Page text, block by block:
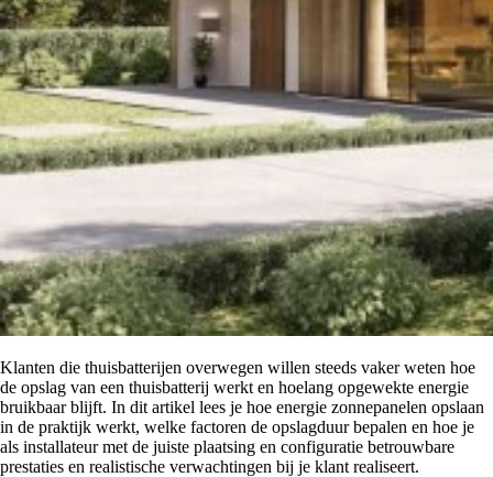
Klanten die thuisbatterijen overwegen willen steeds vaker weten hoe
de opslag van een thuisbatterij werkt en hoelang opgewekte energie
bruikbaar blijft. In dit artikel lees je hoe energie zonnepanelen opslaan
in de praktijk werkt, welke factoren de opslagduur bepalen en hoe je
als installateur met de juiste plaatsing en configuratie betrouwbare
prestaties en realistische verwachtingen bij je klant realiseert.